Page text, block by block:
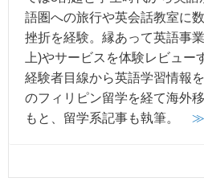
語圏への旅行や英会話教室に
挫折を経験。縁あって英語事
上)やサービスを体験レビュー
経験者目線から英語学習情報
のフィリピン留学を経て海外
もと、留学系記事も執筆。 ≫